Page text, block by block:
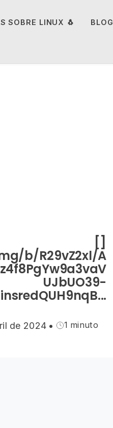
SOBRE LINUX 🐧 BLOG
[]
b/R29vZ2xl/A
UJbUO39-
de 2024 • 1 minuto